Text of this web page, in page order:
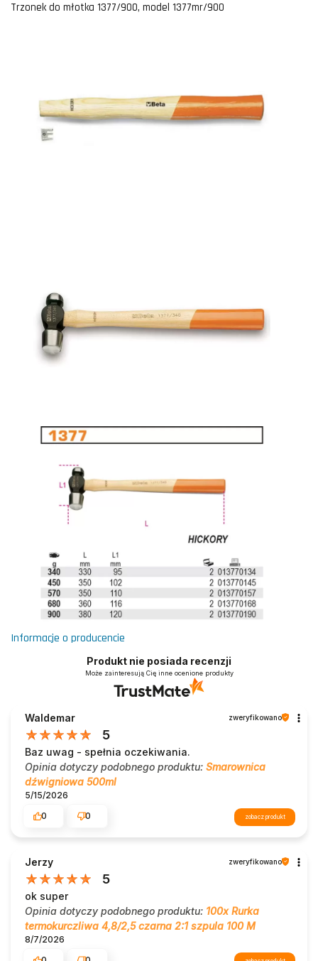
Trzonek do młotka 1377/900, model 1377mr/900
Informacje o producencie
Produkt nie posiada recenzji
Może zainteresują Cię inne ocenione produkty
Waldemar zweryfikowano
5
Baz uwag - spełnia oczekiwania.
Opinia dotyczy podobnego produktu: Smarownica
dźwigniowa 500ml
5/15/2026
0
0 zobacz produkt
Jerzy zweryfikowano
5
ok super
Opinia dotyczy podobnego produktu: 100x Rurka
termokurczliwa 4,8/2,5 czarna 2:1 szpula 100 M
8/7/2026